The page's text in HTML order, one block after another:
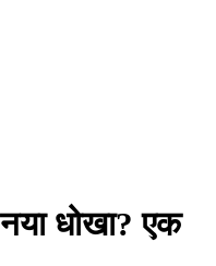
धोखा? एक